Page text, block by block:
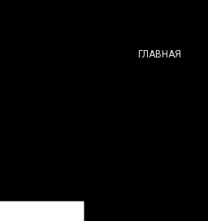
ГЛАВНАЯ